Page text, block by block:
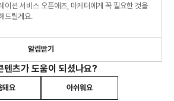
이션 서비스 오픈애즈, 마케터에게 꼭 필요한 것을
드릴게요.
알림받기
텐츠가 도움이 되셨나요?
돼요 아쉬워요